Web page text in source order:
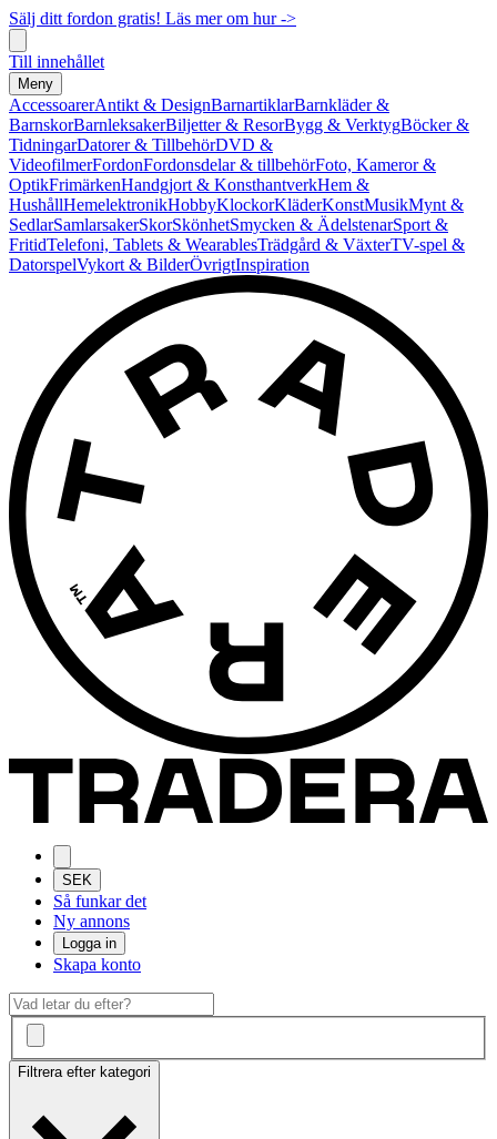
Sälj ditt fordon gratis! Läs mer om hur ->
Till innehållet
Meny
AccessoarerAntikt & DesignBarnartiklarBarnkläder &
BarnskorBarnleksakerBiljetter & ResorBygg & VerktygBöcker &
TidningarDatorer & TillbehörDVD &
VideofilmerFordonFordonsdelar & tillbehörFoto, Kameror &
OptikFrimärkenHandgjort & KonsthantverkHem &
HushållHemelektronikHobbyKlockorKläderKonstMusikMynt &
SedlarSamlarsakerSkorSkönhetSmycken & ÄdelstenarSport &
FritidTelefoni, Tablets & WearablesTrädgård & VäxterTV-spel &
DatorspelVykort & BilderÖvrigtInspiration
SEK
Så funkar det
Ny annons
Logga in
Skapa konto
Filtrera efter kategori